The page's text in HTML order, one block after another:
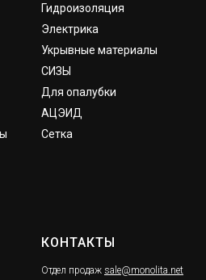
Гидроизоляция
Электрика
Укрывные материалы
СИЗЫ
Для опалубки
АЦЭИД
Сетка
КОНТАКТЫ
Отдел продаж sale@monolita.net